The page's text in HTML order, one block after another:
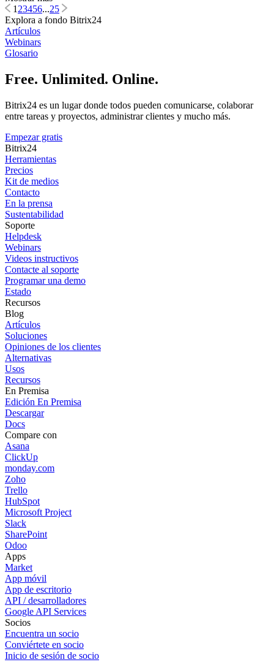
123456...25
Explora a fondo Bitrix24
Artículos
Webinars
Glosario
Free. Unlimited. Online.
Bitrix24 es un lugar donde todos pueden comunicarse, colaborar
entre tareas y proyectos, administrar clientes y mucho más.
Empezar gratis
Bitrix24
Herramientas
Precios
Kit de medios
Contacto
En la prensa
Sustentabilidad
Soporte
Helpdesk
Webinars
Videos instructivos
Contacte al soporte
Programar una demo
Estado
Recursos
Blog
Artículos
Soluciones
Opiniones de los clientes
Alternativas
Usos
Recursos
En Premisa
Edición En Premisa
Descargar
Docs
Compare con
Asana
ClickUp
monday.com
Zoho
Trello
HubSpot
Microsoft Project
Slack
SharePoint
Odoo
Apps
Market
App móvil
App de escritorio
API / desarrolladores
Google API Services
Socios
Encuentra un socio
Conviértete en socio
Inicio de sesión de socio